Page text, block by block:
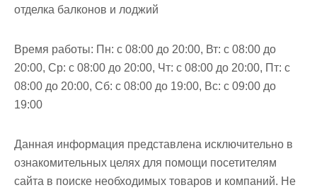
отделка балконов и лоджий
Время работы: Пн: с 08:00 до 20:00, Вт: с 08:00 до
20:00, Ср: с 08:00 до 20:00, Чт: с 08:00 до 20:00, Пт: с
08:00 до 20:00, Сб: с 08:00 до 19:00, Вс: с 09:00 до
19:00
Данная информация представлена исключительно в
ознакомительных целях для помощи посетителям
сайта в поиске необходимых товаров и компаний. Не